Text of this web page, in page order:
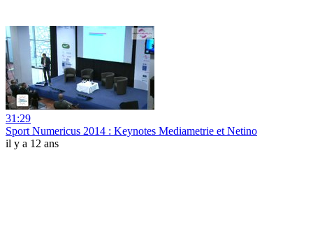
31:29
Sport Numericus 2014 : Keynotes Mediametrie et Netino
il y a 12 ans